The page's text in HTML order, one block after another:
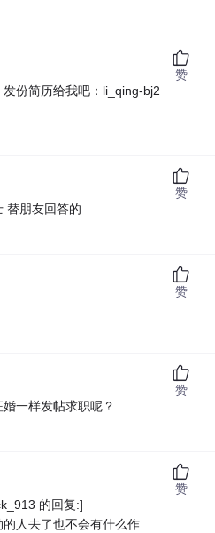
份简历给我吧：li_qing-bj2
赞
替朋友回答的
赞
赞
一样发帖求职呢？
赞
的回复:]
人去了也不会有什么作
赞